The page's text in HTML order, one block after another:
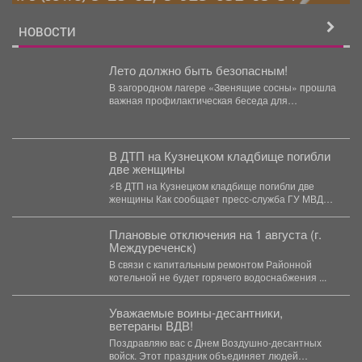
НОВОСТИ
Лето должно быть безопасным!
В загородном лагере «Звенящие сосны» прошла
важная профилактическая беседа для
В ДТП на Кузнецком кладбище погибли
две женщины
⚡В ДТП на Кузнецком кладбище погибли две
женщины Как сообщает пресс-служба ГУ МВД
Плановые отключения на 1 августа (г.
Междуреченск)
В связи с капитальным ремонтом Районной
котельной не будет горячего водоснабжения ...
Уважаемые воины-десантники,
ветераны ВДВ!
Поздравляю вас с Днем Воздушно-десантных
войск. Этот праздник объединяет людей